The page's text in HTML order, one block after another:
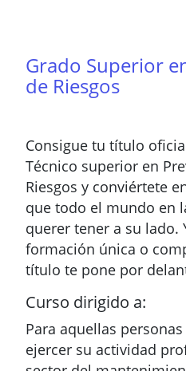
Grado Superior
de Riesgos
Consigue tu título
Técnico superior en
Riesgos y conviértete
que todo el mundo en
querer tener a su lado.
formación única o
título te pone por
Curso dirigido a:
Para aquellas
ejercer su actividad